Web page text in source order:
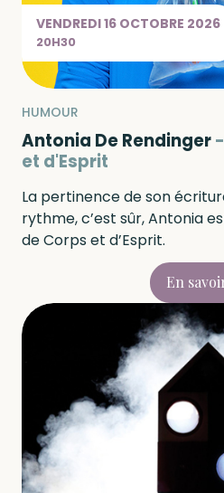
VENDREDI16 OCTOBRE 2026
20H30
HUMOUR
Antonia De Rendinger
et d'Esprit
La pertinence de son
rythme, c’est sûr, Antonia
de Corps et d’Esprit.
En